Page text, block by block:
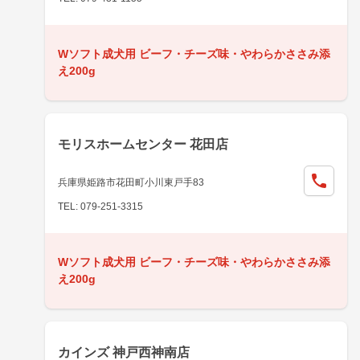
Wソフト成犬用 ビーフ・チーズ味・やわらかささみ添
え200g
モリスホームセンター 花田店
兵庫県姫路市花田町小川東戸手83
TEL: 079-251-3315
Wソフト成犬用 ビーフ・チーズ味・やわらかささみ添
え200g
カインズ 神戸西神南店